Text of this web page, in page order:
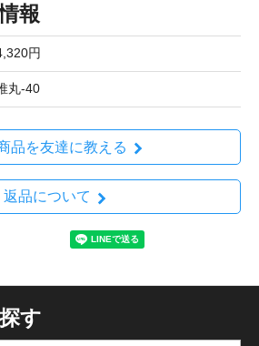
報
円
丸-40
品を友達に教える
返品について
す